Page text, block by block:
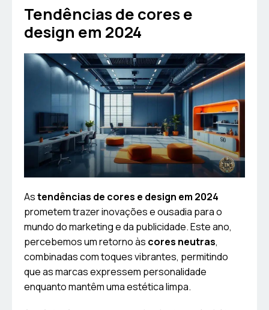
Tendências de cores e
design em 2024
Astendências de cores e design em 2024
prometem trazer inovações e ousadia para o
mundo do marketing e da publicidade. Este ano,
percebemos um retorno às cores neutras,
combinadas com toques vibrantes, permitindo
que as marcas expressem personalidade
enquanto mantêm uma estética limpa.